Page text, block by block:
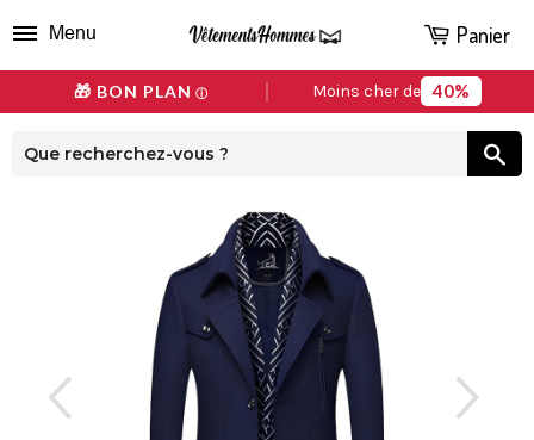
🎁 BON PLAN ⓘ Moins cher de 40%
Menu Panier